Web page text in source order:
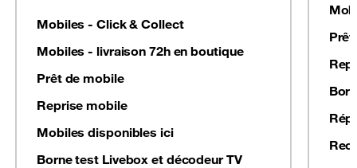
Mobiles - Click & Collect
Mobiles - livraison 72h en boutique
Prêt de mobile
Reprise mobile
Mobiles disponibles ici
Borne test Livebox et décodeur TV